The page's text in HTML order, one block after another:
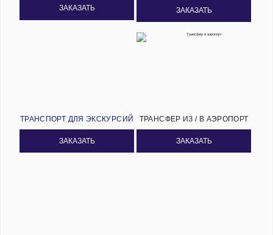
ЗАКАЗАТЬ ЗАКАЗАТЬ
ТРАНСПОРТ ДЛЯ ЭКСКУРСИЙ
ЗАКАЗАТЬ
ТРАНСФЕР ИЗ / В АЭРОПОРТ
ЗАКАЗАТЬ